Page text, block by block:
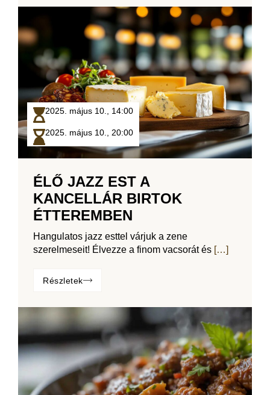
2025. május 10., 14:00
2025. május 10., 20:00
ÉLŐ JAZZ EST A
KANCELLÁR BIRTOK
ÉTTEREMBEN
Hangulatos jazz esttel várjuk a zene
szerelmeseit! Élvezze a finom vacsorát és […]
Részletek